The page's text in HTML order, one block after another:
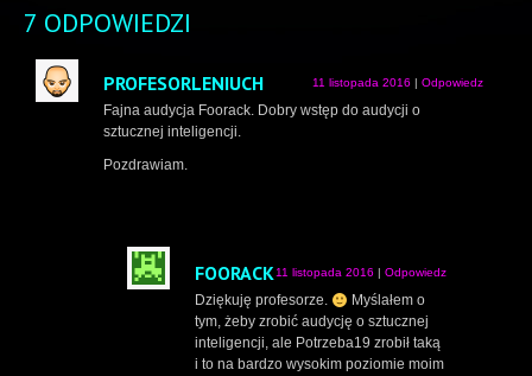
7 ODPOWIEDZI
PROFESORLENIUCH 11 listopada 2016 Odpowiedz
Fajna audycja Foorack. Dobry wstęp do audycji o
sztucznej inteligencji.
Pozdrawiam.
FOORACK11 listopada 2016 Odpowiedz
Dziękuję profesorze.
Myślałem o
tym, żeby zrobić audycję o sztucznej
inteligencji, ale Potrzeba19 zrobił taką
i to na bardzo wysokim poziomie moim